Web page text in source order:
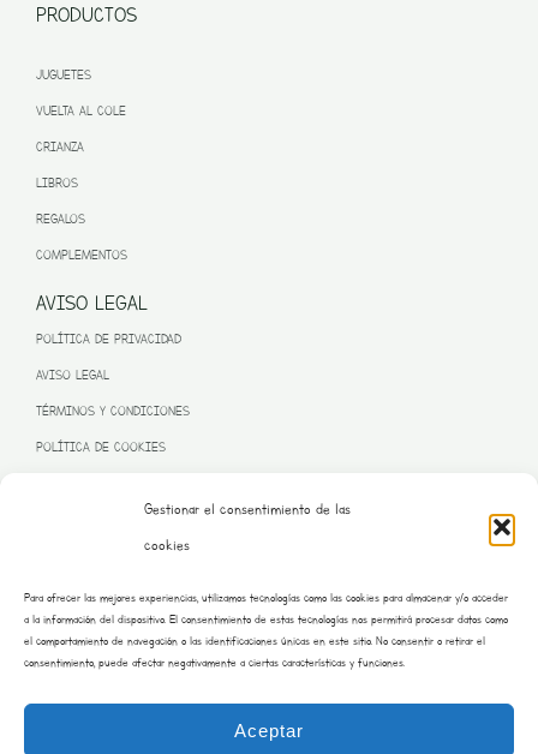
Gestionar el consentimiento de las
cookies
Para ofrecer las mejores experiencias, utilizamos tecnologías como las cookies para almacenar y/o acceder
a la información del dispositivo. El consentimiento de estas tecnologías nos permitirá procesar datos como
el comportamiento de navegación o las identificaciones únicas en este sitio. No consentir o retirar el
consentimiento, puede afectar negativamente a ciertas características y funciones.
Aceptar
PRODUCTOS
JUGUETES
VUELTA AL COLE
CRIANZA
LIBROS
REGALOS
COMPLEMENTOS
AVISO LEGAL
POLÍTICA DE PRIVACIDAD
AVISO LEGAL
TÉRMINOS Y CONDICIONES
POLÍTICA DE COOKIES
– NEXT GENERATION EU